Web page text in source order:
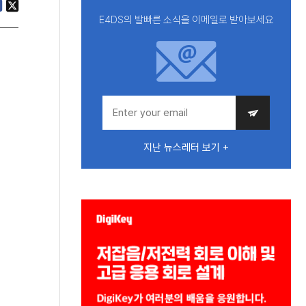
E4DS의 발빠른 소식을 이메일로 받아보세요
지난 뉴스레터 보기 +